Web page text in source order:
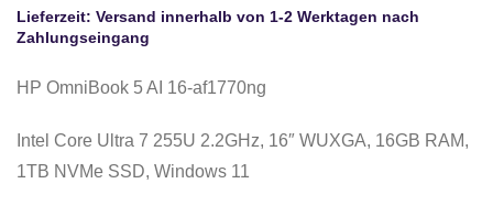
Lieferzeit: Versand innerhalb von 1-2 Werktagen nach
Zahlungseingang
HP OmniBook 5 AI 16-af1770ng
Intel Core Ultra 7 255U 2.2GHz, 16″ WUXGA, 16GB RAM,
1TB NVMe SSD, Windows 11